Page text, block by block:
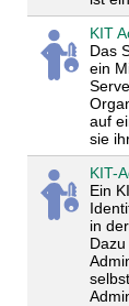
KIT
Das
ein
auf
sie
KIT-
Ein
in